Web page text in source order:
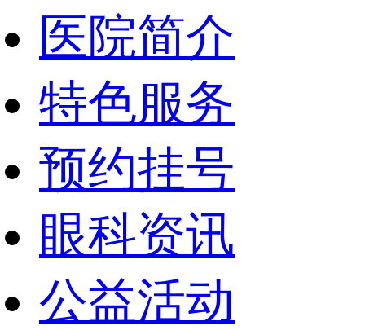
医院简介
特色服务
预约挂号
眼科资讯
公益活动